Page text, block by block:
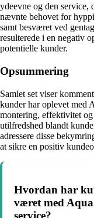
ydeevne og den
nævnte behovet for
samt besværet ved
resulterede i en negativ
potentielle kunder.
Opsummering
Samlet set viser
kunder har oplevet med
montering, effektivitet
utilfredshed blandt
adressere disse
at sikre en positiv
Hvordan har
været med